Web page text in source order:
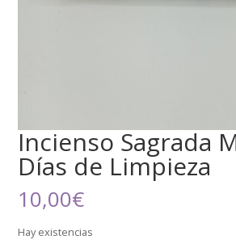
Incienso Sagrada
Días de Limpieza
10,00€
Hay existencias